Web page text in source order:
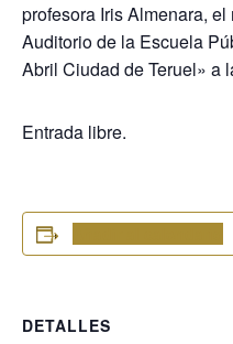
profesora Iris Almenara,
Auditorio de la Escuela
Abril Ciudad de Teruel» a
Entrada libre.
DETALLES